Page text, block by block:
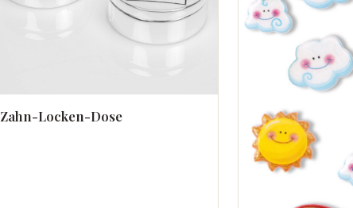
Zahn-Locken-Dose